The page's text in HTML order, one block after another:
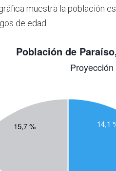
muestra la población
de edad.